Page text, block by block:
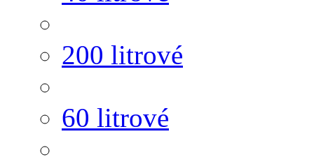
200 litrové
60 litrové